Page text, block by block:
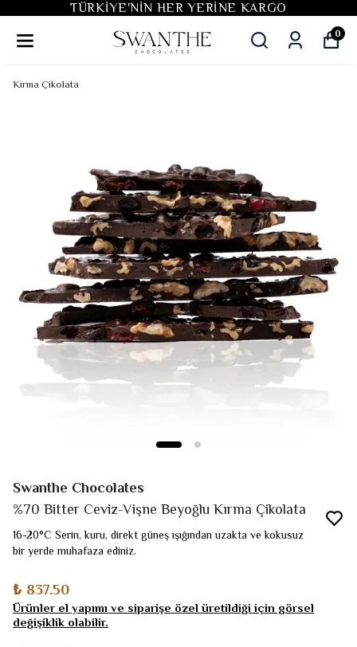
TÜRKIYE'NIN HER YERINE KARGO
0
Kırma Çikolata
Swanthe Chocolates
%70 Bitter Ceviz-Vişne Beyoğlu Kırma Çikolata
16-20°C Serin, kuru, direkt güneş ışığından uzakta ve kokusuz
bir yerde muhafaza ediniz.
₺ 837.50
Ürünler el yapımı ve siparişe özel üretildiği için görsel
değişiklik olabilir.